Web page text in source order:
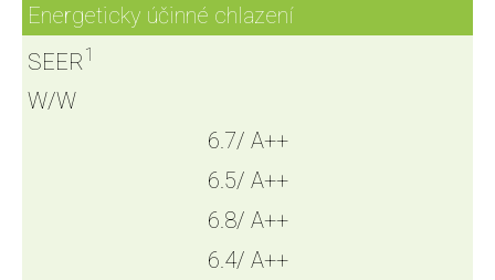
Energeticky účinné chlazení
SEER 1
W/W
6.7/ A++
6.5/ A++
6.8/ A++
6.4/ A++